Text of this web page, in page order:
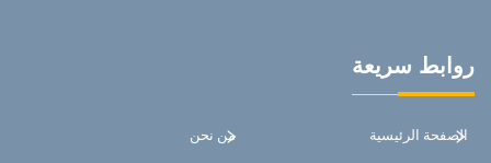
روابط سريعة
الصفحة الرئيسية من نحن